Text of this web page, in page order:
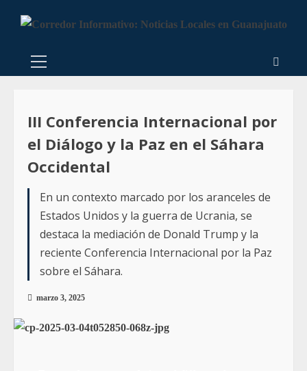
III Conferencia Internacional por
el Diálogo y la Paz en el Sáhara
Occidental
En un contexto marcado por los aranceles de
Estados Unidos y la guerra de Ucrania, se
destaca la mediación de Donald Trump y la
reciente Conferencia Internacional por la Paz
sobre el Sáhara.
marzo 3, 2025